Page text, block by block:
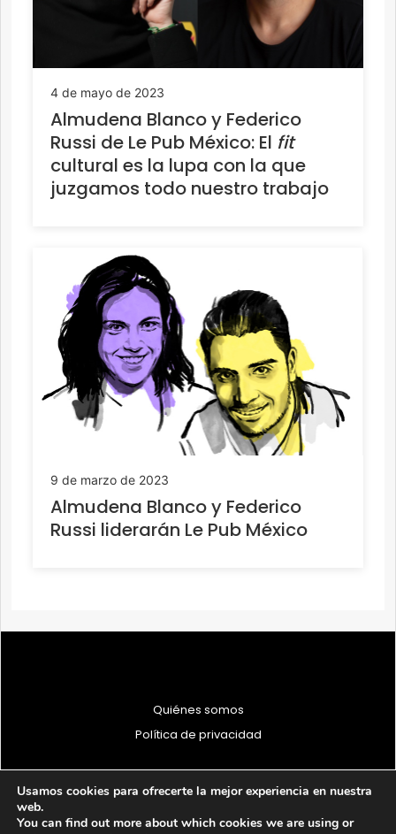
4 de mayo de 2023
Almudena Blanco y Federico
Russi de Le Pub México: El fit
cultural es la lupa con la que
juzgamos todo nuestro trabajo
9 de marzo de 2023
Almudena Blanco y Federico
Russi liderarán Le Pub México
Quiénes somos
Política de privacidad
Usamos cookies para ofrecerte la mejor experiencia en nuestra
web.
You can find out more about which cookies we are using or